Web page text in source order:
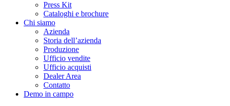
Press Kit
Cataloghi e brochure
Chi siamo
Azienda
Storia dell’azienda
Produzione
Ufficio vendite
Ufficio acquisti
Dealer Area
Contatto
Demo in campo